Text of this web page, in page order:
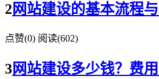
2 网站建设的基本流程
点赞(0) 阅读(602)
3网站建设多少钱？费